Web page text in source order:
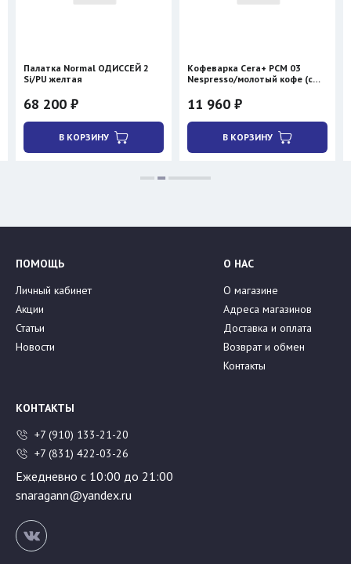
Палатка Normal ОДИССЕЙ 2
Si/PU желтая
68 200 ₽
В КОРЗИНУ
Кофеварка Cera+ PCM 03
Nespresso/молотый кофе (с
нагревом)
11 960 ₽
В КОРЗИНУ
ПОМОЩЬ
Личный кабинет
Акции
Статьи
Новости
О НАС
О магазине
Адреса магазинов
Доставка и оплата
Возврат и обмен
Контакты
КОНТАКТЫ
+7 (910) 133-21-20
+7 (831) 422-03-26
Ежедневно с 10:00 до 21:00
snaragann@yandex.ru